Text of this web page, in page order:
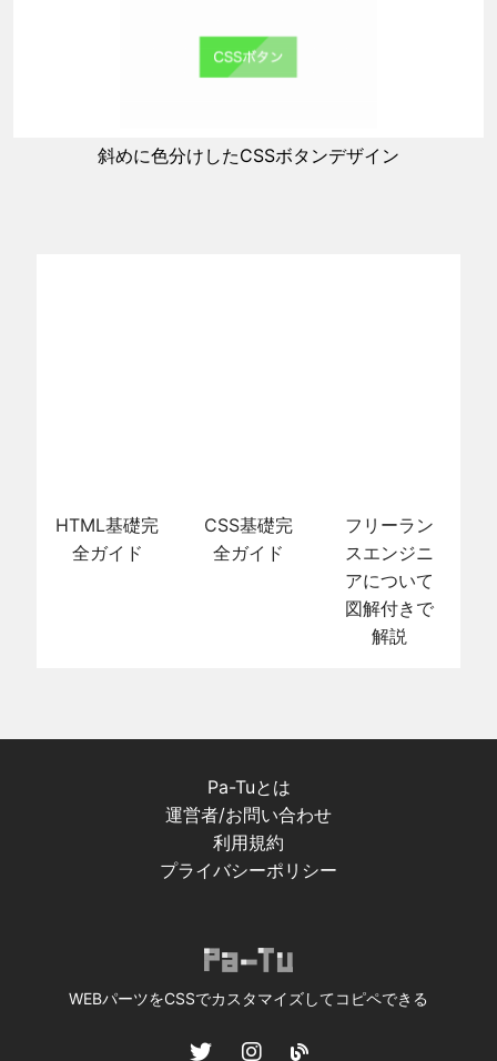
斜めに色分けしたCSSボタンデザイン
HTML基礎完
全ガイド
CSS基礎完
全ガイド
フリーラン
スエンジニ
アについて
図解付きで
解説
Pa-Tuとは
運営者/お問い合わせ
利用規約
プライバシーポリシー
WEBパーツをCSSでカスタマイズしてコピペできる